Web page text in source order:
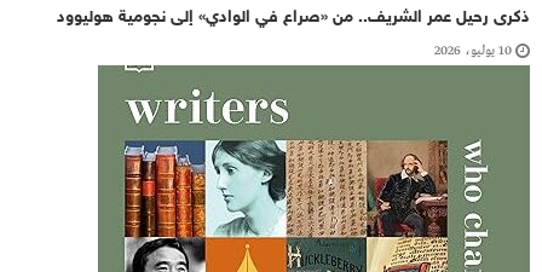
ذكرى رحيل عمر الشريف.. من «صراع في الوادي» إلى نجومية هوليوود
10 يوليو، 2026